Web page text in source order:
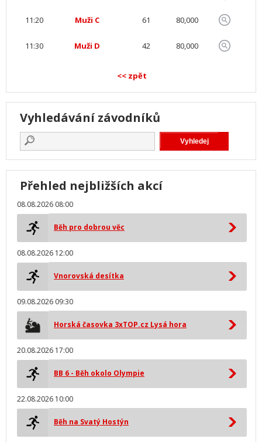
11:20 Muži C 61 80,000
11:30 Muži D 42 80,000
<< zpět
Vyhledávání závodníků
Přehled nejbližších akcí
08.08.2026 08:00
Běh pro dobrou věc
08.08.2026 12:00
Vnorovská desítka
09.08.2026 09:30
Horská časovka 3xTOP.cz Lysá hora
20.08.2026 17:00
BB 6 - Běh okolo Olympie
22.08.2026 10:00
Běh na Svatý Hostýn